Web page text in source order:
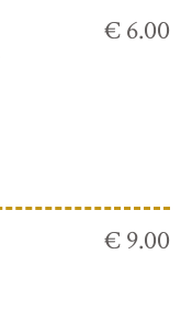
€ 6.00
€ 9.00